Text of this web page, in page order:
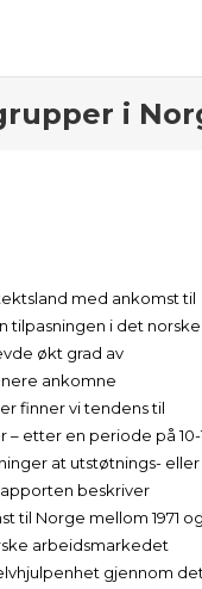
i
med ankomst til
tilpasningen i det norske
økt grad av
ankomne
finner vi tendens til
etter en periode på 10-
at utstøtnings- eller
beskriver
til Norge mellom 1971 og
arbeidsmarkedet
gjennom det